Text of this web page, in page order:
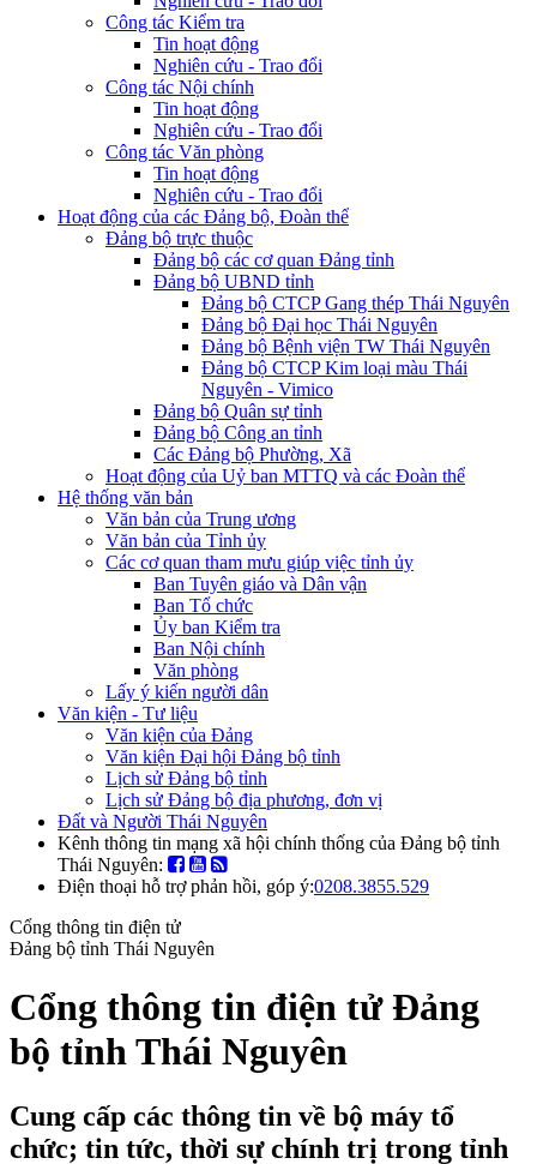
Công tác Kiểm tra
Tin hoạt động
Nghiên cứu - Trao đổi
Công tác Nội chính
Tin hoạt động
Nghiên cứu - Trao đổi
Công tác Văn phòng
Tin hoạt động
Nghiên cứu - Trao đổi
Hoạt động của các Đảng bộ, Đoàn thể
Đảng bộ trực thuộc
Đảng bộ các cơ quan Đảng tỉnh
Đảng bộ UBND tỉnh
Đảng bộ CTCP Gang thép Thái Nguyên
Đảng bộ Đại học Thái Nguyên
Đảng bộ Bệnh viện TW Thái Nguyên
Đảng bộ CTCP Kim loại màu Thái
Nguyên - Vimico
Đảng bộ Quân sự tỉnh
Đảng bộ Công an tỉnh
Các Đảng bộ Phường, Xã
Hoạt động của Uỷ ban MTTQ và các Đoàn thể
Hệ thống văn bản
Văn bản của Trung ương
Văn bản của Tỉnh ủy
Các cơ quan tham mưu giúp việc tỉnh ủy
Ban Tuyên giáo và Dân vận
Ban Tổ chức
Ủy ban Kiểm tra
Ban Nội chính
Văn phòng
Lấy ý kiến người dân
Văn kiện - Tư liệu
Văn kiện của Đảng
Văn kiện Đại hội Đảng bộ tỉnh
Lịch sử Đảng bộ tỉnh
Lịch sử Đảng bộ địa phương, đơn vị
Đất và Người Thái Nguyên
Kênh thông tin mạng xã hội chính thống của Đảng bộ tỉnh
Thái Nguyên:
Điện thoại hỗ trợ phản hồi, góp ý:0208.3855.529
Cổng thông tin điện tử
Đảng bộ tỉnh Thái Nguyên
Cổng thông tin điện tử Đảng
bộ tỉnh Thái Nguyên
Cung cấp các thông tin về bộ máy tổ
chức; tin tức, thời sự chính trị trong tỉnh